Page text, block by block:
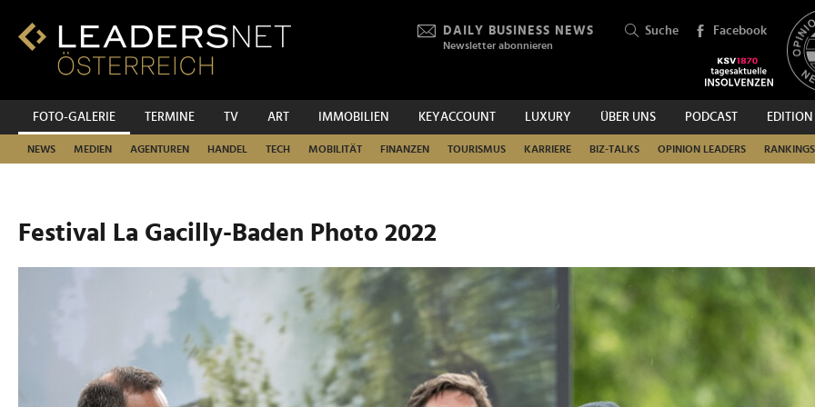
Inhalt
Fußzeilen-
Hauptnavigation
DAILY BUSINESS NEWS
Newsletter abonnieren
Suche Facebook
FOTO-GALERIE TERMINE TV ART IMMOBILIEN KEYACCOUNT LUXURY ÜBER UNS PODCAST EDITION
NEWS MEDIEN AGENTUREN HANDEL TECH MOBILITÄT FINANZEN TOURISMUS KARRIERE BIZ-TALKS OPINION LEADERS RANKINGS
SUCHEN
Festival La Gacilly-Baden Photo 2022